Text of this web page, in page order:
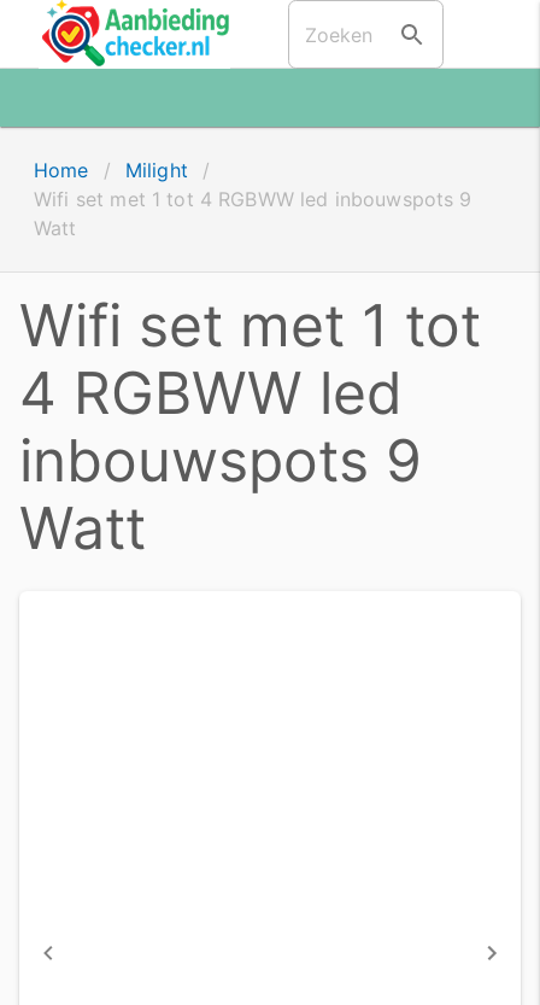
Home / Milight
/
Wifi set met 1 tot 4 RGBWW led inbouwspots 9
Watt
Wifi set met 1 tot
4 RGBWW led
inbouwspots 9
Watt